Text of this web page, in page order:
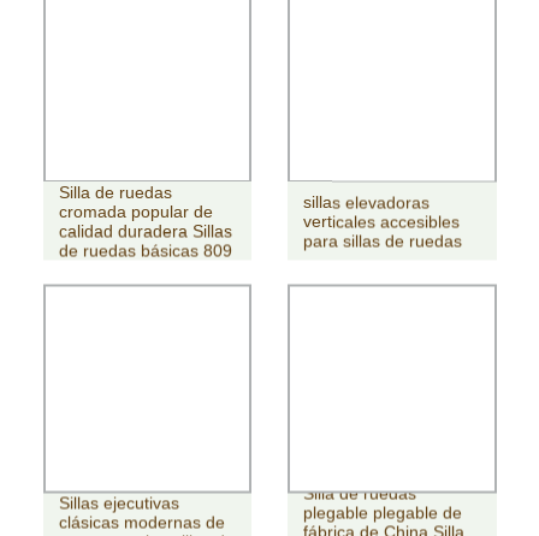
Silla de ruedas
cromada popular de
calidad duradera Sillas
de ruedas básicas 809
sillas elevadoras
verticales accesibles
para sillas de ruedas
Sillas ejecutivas
clásicas modernas de
Silla de ruedas
plegable plegable de
fábrica de China Silla